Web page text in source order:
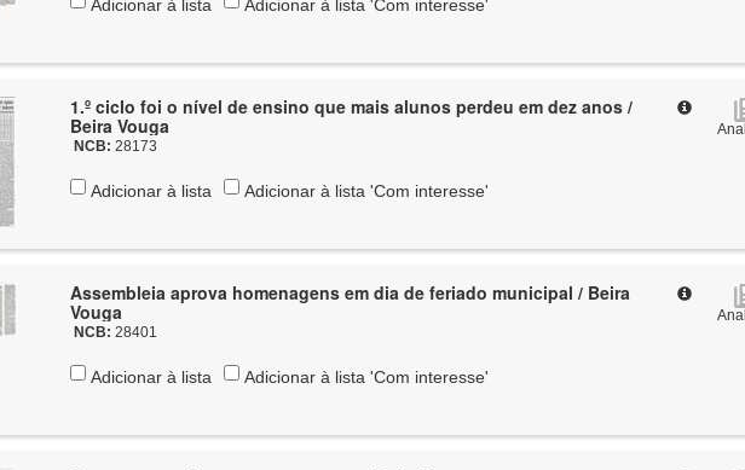
Adicionar à lista Adicionar à lista 'Com interesse'
1.º ciclo foi o nível de ensino que mais alunos perdeu em dez anos /
Beira Vouga
NCB:28173
Adicionar à lista Adicionar à lista 'Com interesse'
Assembleia aprova homenagens em dia de feriado municipal / Beira
Vouga
NCB:28401
Adicionar à lista Adicionar à lista 'Com interesse'